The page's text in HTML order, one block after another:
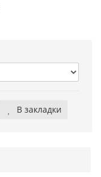
В закладки